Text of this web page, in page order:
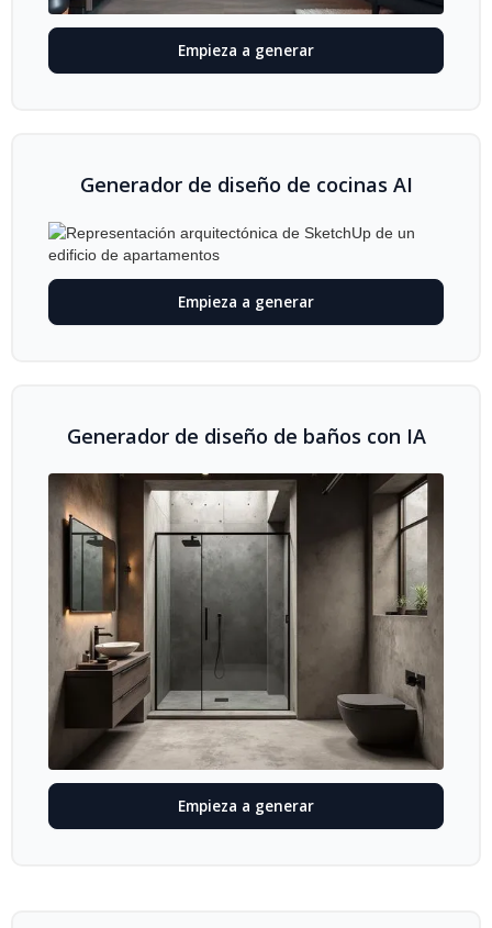
Empieza a generar
Generador de diseño de cocinas AI
Empieza a generar
Generador de diseño de baños con IA
Empieza a generar